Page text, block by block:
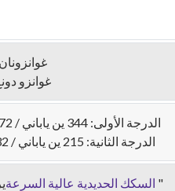
غوانزونان:
غوانزو دونغ:
الدرجة الأولى: 344 ين ياباني / 372 دولار هونغ كونغ،
الدرجة الثانية: 215 ين ياباني / 232 دولار هونغ كونغ
السكك الحديدية عالية السرعة "